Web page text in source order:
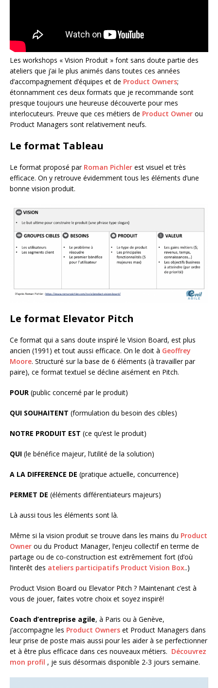
Les workshops « Vision Produit » font sans doute partie des
ateliers que j’ai le plus animés dans toutes ces années
d’accompagnement d’équipes et de Product Owners;
étonnamment ces deux formats que je recommande sont
presque toujours une heureuse découverte pour mes
interlocuteurs. Preuve que ces métiers de Product Owner ou
Product Managers sont relativement neufs.
Le format Tableau
Le format proposé par Roman Pichler est visuel et très
efficace. On y retrouve évidemment tous les éléments d’une
bonne vision produit.
Le format Elevator Pitch
Ce format qui a sans doute inspiré le Vision Board, est plus
ancien (1991) et tout aussi efficace. On le doit à Geoffrey
Moore. Structuré sur la base de 6 éléments (à travailler par
paire), ce format textuel se décline aisément en Pitch.
POUR (public concerné par le produit)
QUI SOUHAITENT (formulation du besoin des cibles)
NOTRE PRODUIT EST (ce qu’est le produit)
QUI (le bénéfice majeur, l’utilité de la solution)
A LA DIFFERENCE DE (pratique actuelle, concurrence)
PERMET DE (éléments différentiateurs majeurs)
Là aussi tous les éléments sont là.
Même si la vision produit se trouve dans les mains du Product
Owner ou du Product Manager, l’enjeu collectif en terme de
partage ou de co-construction est extrêmement fort (d’où
l’interêt des ateliers participatifs Product Vision Box..)
Product Vision Board ou Elevator Pitch ? Maintenant c’est à
vous de jouer, faites votre choix et soyez inspiré!
Coach d’entreprise agile, à Paris ou à Genève,
j’accompagne les Product Owners et Product Managers dans
leur prise de poste mais aussi pour les aider à se perfectionner
et à être plus efficace dans ces nouveaux métiers. Découvrez
mon profil , je suis désormais disponible 2-3 jours semaine.